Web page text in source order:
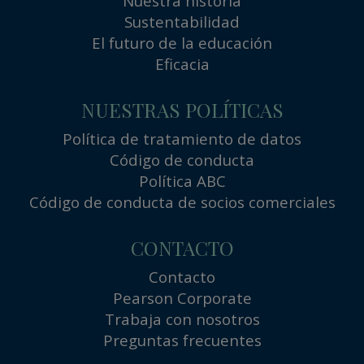
Sustentabilidad
El futuro de la educación
Eficacia
NUESTRAS POLÍTICAS
Política de tratamiento de datos
Código de conducta
Política ABC
Código de conducta de socios comerciales
CONTACTO
Contacto
Pearson Corporate
Trabaja con nosotros
Preguntas frecuentes